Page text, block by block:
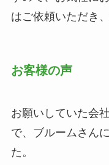
はご依頼いただき
お客様の声
お願いしていた会
で、ブルームさん
た。